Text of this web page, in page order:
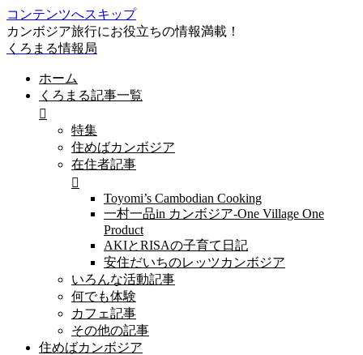
コンテンツへスキップ
カンボジア旅行にお役立ちの情報満載！
くろまる情報局
ホーム
くろまる記事一覧
特集
住めばカンボジア
在住者記事
Toyomi’s Cambodian Cooking
一村一品in カンボジア-One Village One
Product
AKIとRISAの子育て日記
安住だいちのレッツカンボジア
いろんな活動記事
何でも体験
カフェ記事
その他の記事
住めばカンボジア